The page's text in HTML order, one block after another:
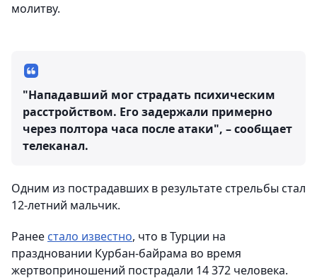
молитву.
"Нападавший мог страдать психическим
расстройством. Его задержали примерно
через полтора часа после атаки", – сообщает
телеканал.
Одним из пострадавших в результате стрельбы стал
12-летний мальчик.
Ранее стало известно, что в Турции на
праздновании Курбан-байрама во время
жертвоприношений пострадали 14 372 человека.